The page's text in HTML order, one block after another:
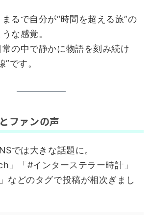
るで自分が“時間を超える旅”の
な感覚。
の中で静かに物語を刻み続け
”です。
ファンの声
では大きな話題に。
」「#インターステラー時計」
などのタグで投稿が相次ぎまし